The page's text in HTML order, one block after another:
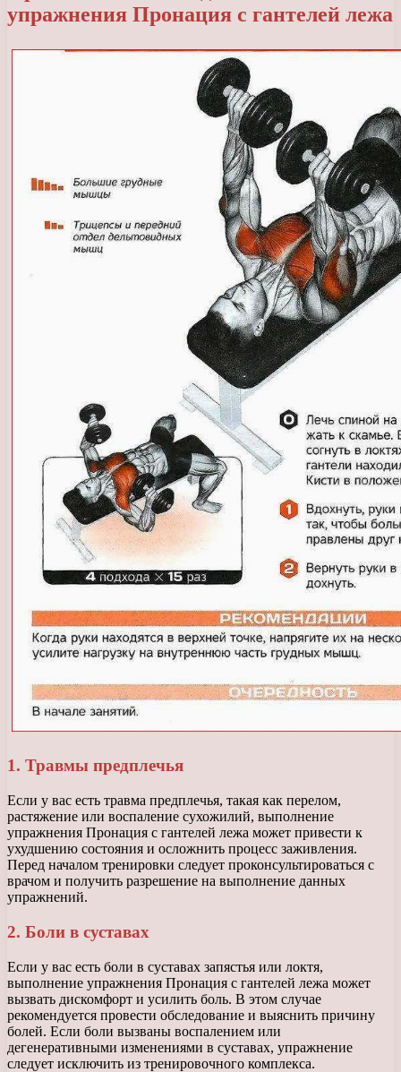
упражнения Пронация с гантелей лежа
1. Травмы предплечья
Если у вас есть травма предплечья, такая как перелом,
растяжение или воспаление сухожилий, выполнение
упражнения Пронация с гантелей лежа может привести к
ухудшению состояния и осложнить процесс заживления.
Перед началом тренировки следует проконсультироваться с
врачом и получить разрешение на выполнение данных
упражнений.
2. Боли в суставах
Если у вас есть боли в суставах запястья или локтя,
выполнение упражнения Пронация с гантелей лежа может
вызвать дискомфорт и усилить боль. В этом случае
рекомендуется провести обследование и выяснить причину
болей. Если боли вызваны воспалением или
дегенеративными изменениями в суставах, упражнение
следует исключить из тренировочного комплекса.